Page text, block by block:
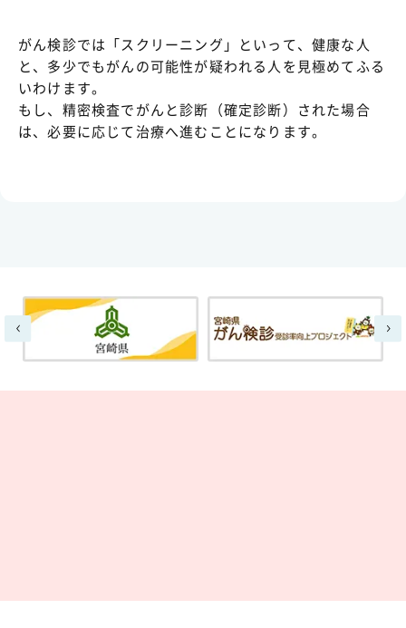
がん検診では「スクリーニング」といって、健康な人
と、多少でもがんの可能性が疑われる人を見極めてふる
いわけます。
もし、精密検査でがんと診断（確定診断）された場合
は、必要に応じて治療へ進むことになります。